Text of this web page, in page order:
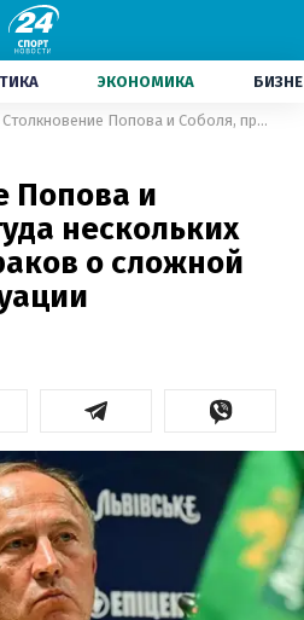
ЭКОНОМИКА
Столкновение Попова и Соболя, простуда нескольких игроков: Петраков о сложной кадровой ситуации
Попова и
нескольких
о сложной